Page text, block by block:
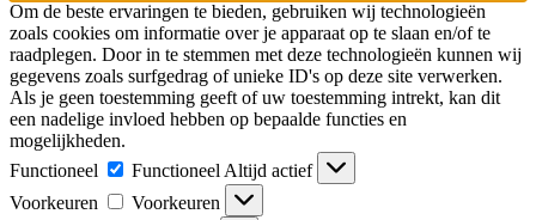
Om de beste ervaringen te bieden, gebruiken wij technologieën
zoals cookies om informatie over je apparaat op te slaan en/of te
raadplegen. Door in te stemmen met deze technologieën kunnen wij
gegevens zoals surfgedrag of unieke ID's op deze site verwerken.
Als je geen toestemming geeft of uw toestemming intrekt, kan dit
een nadelige invloed hebben op bepaalde functies en
mogelijkheden.
Functioneel
Functioneel Altijd actief
Voorkeuren
Voorkeuren